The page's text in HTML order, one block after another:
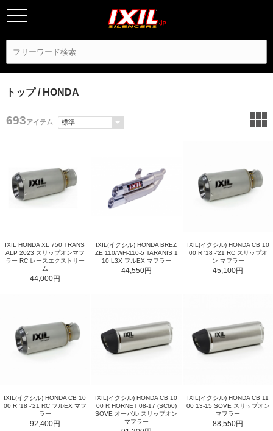
トップ/ HONDA
693アイテム
IXIL HONDA XL 750 TRANS
ALP 2023 スリップオンマフ
ラー RC レースエクストリー
ム
44,000円
IXIL(イクシル) HONDA BREZ
ZE 110/WH-110-5 TARANIS 1
10 L3X フルEX マフラー
44,550円
IXIL(イクシル) HONDA CB 10
00 R '18 -'21 RC スリップオ
ン マフラー
45,100円
IXIL(イクシル) HONDA CB 10
00 R '18 -'21 RC フルEX マフ
ラー
92,400円
IXIL(イクシル) HONDA CB 10
00 R HORNET 08-17 (SC60)
SOVE オーバル スリップオン
マフラー
IXIL(イクシル) HONDA CB 11
00 13-15 SOVE スリップオン
マフラー
88,550円